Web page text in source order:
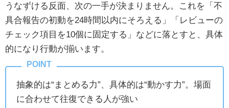
うなずける反面、次の一手が決まりません。これを「不
具合報告の初動を24時間以内にそろえる」「レビューの
チェック項目を10個に固定する」などに落とすと、具体
的になり行動が揃います。
抽象的は“まとめる力”、具体的は“動かす力”。場面
に合わせて往復できる人が強い